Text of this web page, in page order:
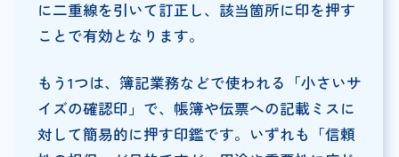
に二重線を引いて訂正し、該当箇所に印を押す
ことで有効となります。
もう1つは、簿記業務などで使われる「小さいサ
イズの確認印」で、帳簿や伝票への記載ミスに
対して簡易的に押す印鑑です。いずれも「信頼